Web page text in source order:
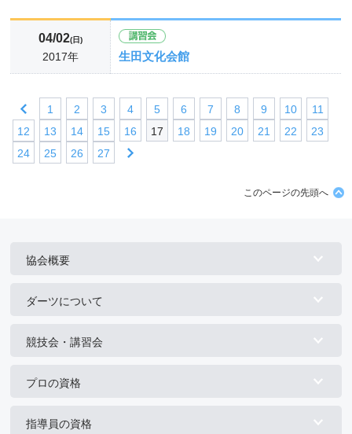
04/02(日)
2017年 生田文化会館
1 2 3 4 5 6 7 8 9 10
11
12
13 14 15 16 17 18 19 20 21 22
23
24
25 26 27
このページの先頭へ
協会概要
ダーツについて
競技会・講習会
プロの資格
指導員の資格